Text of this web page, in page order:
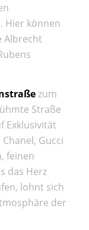
Hier können
Albrecht
zum
Straße
Exklusivität
Gucci
feinen
das Herz
lohnt sich
der